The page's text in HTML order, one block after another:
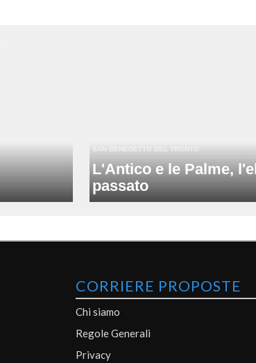
L'Antico e le Palme,
passato
CORRIERE PROPOSTE
Chi siamo
Regole Generali
Privacy